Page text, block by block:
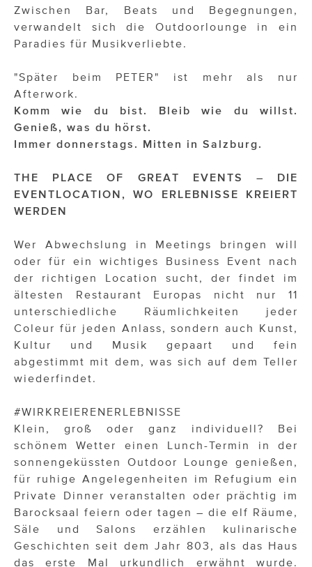
Zwischen Bar, Beats und Begegnungen,
verwandelt sich die Outdoorlounge in ein
Paradies für Musikverliebte.
"Später beim PETER" ist mehr als nur
Afterwork.
Komm wie du bist. Bleib wie du willst.
Genieß, was du hörst.
Immer donnerstags. Mitten in Salzburg.
THE PLACE OF GREAT EVENTS – DIE
EVENTLOCATION, WO ERLEBNISSE KREIERT
WERDEN
Wer Abwechslung in Meetings bringen will
oder für ein wichtiges Business Event nach
der richtigen Location sucht, der findet im
ältesten Restaurant Europas nicht nur 11
unterschiedliche Räumlichkeiten jeder
Coleur für jeden Anlass, sondern auch Kunst,
Kultur und Musik gepaart und fein
abgestimmt mit dem, was sich auf dem Teller
wiederfindet.
#WIRKREIERENERLEBNISSE
Klein, groß oder ganz individuell? Bei
schönem Wetter einen Lunch-Termin in der
sonnengeküssten Outdoor Lounge genießen,
für ruhige Angelegenheiten im Refugium ein
Private Dinner veranstalten oder prächtig im
Barocksaal feiern oder tagen – die elf Räume,
Säle und Salons erzählen kulinarische
Geschichten seit dem Jahr 803, als das Haus
das erste Mal urkundlich erwähnt wurde.